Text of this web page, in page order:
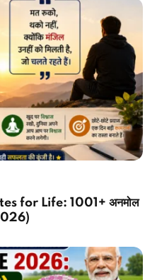
for Life: 1001+ अनमोल